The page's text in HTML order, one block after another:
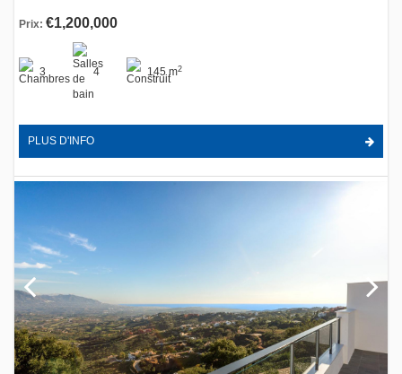
Prix: €1,200,000
3 4 145 m2
PLUS D'INFO